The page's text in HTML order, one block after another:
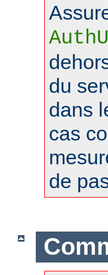
du
dans
cas
de